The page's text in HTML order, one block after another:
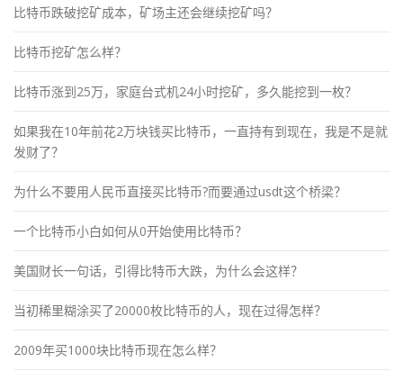
比特币跌破挖矿成本，矿场主还会继续挖矿吗？
比特币挖矿怎么样？
比特币涨到25万，家庭台式机24小时挖矿，多久能挖到一枚？
如果我在10年前花2万块钱买比特币，一直持有到现在，我是不是就
发财了？
为什么不要用人民币直接买比特币?而要通过usdt这个桥梁？
一个比特币小白如何从0开始使用比特币？
美国财长一句话，引得比特币大跌，为什么会这样？
当初稀里糊涂买了20000枚比特币的人，现在过得怎样？
2009年买1000块比特币现在怎么样？